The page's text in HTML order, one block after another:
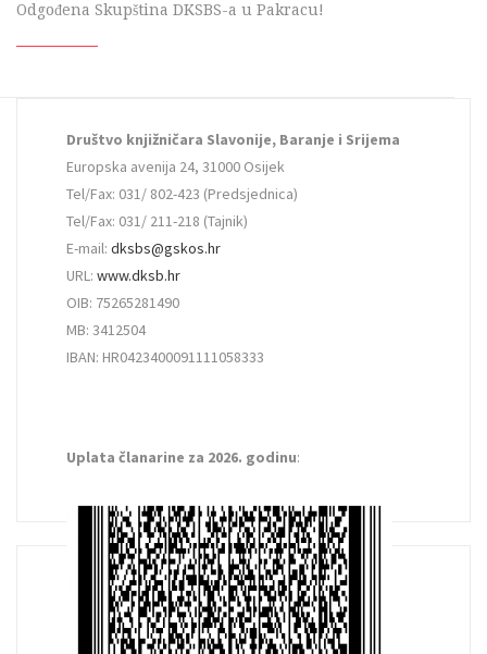
Odgođena Skupština DKSBS-a u Pakracu!
Društvo knjižničara Slavonije, Baranje i Srijema
Europska avenija 24, 31000 Osijek
Tel/Fax: 031/ 802-423 (Predsjednica)
Tel/Fax: 031/ 211-218 (Tajnik)
E-mail: dksbs@gskos.hr
URL: www.dksb.hr
OIB: 75265281490
MB: 3412504
IBAN: HR0423400091111058333
Uplata članarine za 2026. godinu: